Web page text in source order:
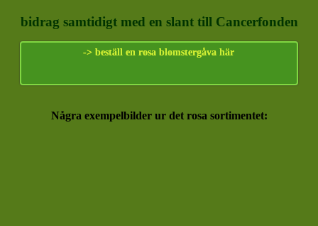
bidrag samtidigt med en slant till Cancerfonden
-> beställ en rosa blomstergåva här
Några exempelbilder ur det rosa sortimentet: